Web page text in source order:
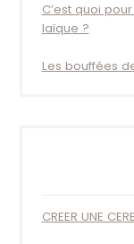
C’est quoi
laïque ?
Les bouffées
CREER UNE